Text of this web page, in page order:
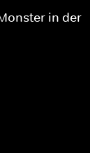
in der